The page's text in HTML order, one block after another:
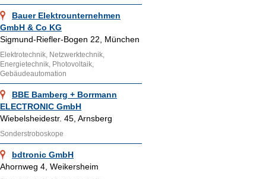
Bauer Elektrounternehmen
GmbH & Co KG
Sigmund-Riefler-Bogen 22, München
Elektrotechnik, Netzwerktechnik,
Energietechnik, Photovoltaik,
Gebäudeautomation
BBE Bamberg + Borrmann
ELECTRONIC GmbH
Wiebelsheidestr. 45, Arnsberg
Sonderstroboskope
bdtronic GmbH
Ahornweg 4, Weikersheim